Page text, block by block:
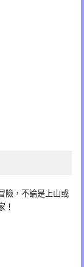
險，不論是上山或
！